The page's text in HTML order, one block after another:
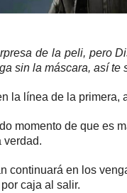
de la peli, pero
sin la máscara, así te
la línea de la primera,
momento de que es
verdad.
continuará en los
caja al salir.